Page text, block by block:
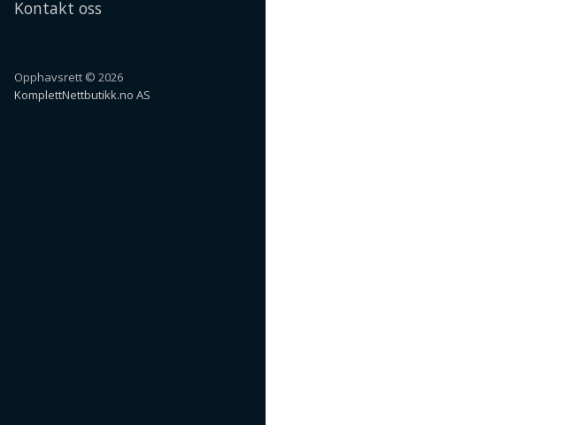
Kontakt oss
Opphavsrett © 2026
KomplettNettbutikk.no AS